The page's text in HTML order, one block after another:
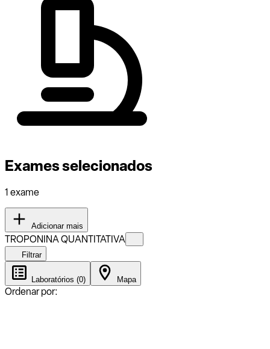
Exames selecionados
1 exame
Adicionar mais
TROPONINA QUANTITATIVA
Filtrar
Laboratórios (0) Mapa
Ordenar por: